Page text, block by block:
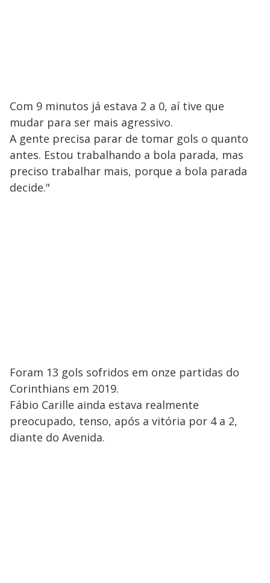
Com 9 minutos já estava 2 a 0, aí tive que
mudar para ser mais agressivo.
A gente precisa parar de tomar gols o quanto
antes. Estou trabalhando a bola parada, mas
preciso trabalhar mais, porque a bola parada
decide."
Foram 13 gols sofridos em onze partidas do
Corinthians em 2019.
Fábio Carille ainda estava realmente
preocupado, tenso, após a vitória por 4 a 2,
diante do Avenida.